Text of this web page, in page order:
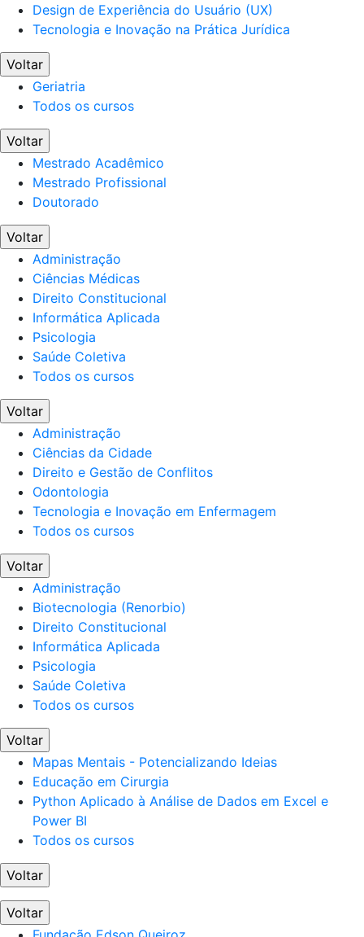
Design de Experiência do Usuário (UX)
Tecnologia e Inovação na Prática Jurídica
Voltar
Geriatria
Todos os cursos
Voltar
Mestrado Acadêmico
Mestrado Profissional
Doutorado
Voltar
Administração
Ciências Médicas
Direito Constitucional
Informática Aplicada
Psicologia
Saúde Coletiva
Todos os cursos
Voltar
Administração
Ciências da Cidade
Direito e Gestão de Conflitos
Odontologia
Tecnologia e Inovação em Enfermagem
Todos os cursos
Voltar
Administração
Biotecnologia (Renorbio)
Direito Constitucional
Informática Aplicada
Psicologia
Saúde Coletiva
Todos os cursos
Voltar
Mapas Mentais - Potencializando Ideias
Educação em Cirurgia
Python Aplicado à Análise de Dados em Excel e
Power BI
Todos os cursos
Voltar
Voltar